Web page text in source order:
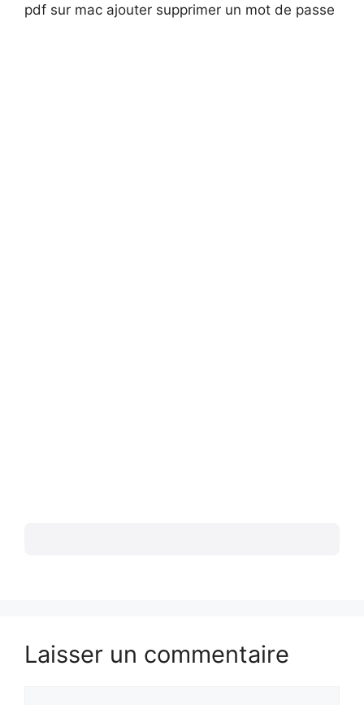
pdf sur mac ajouter supprimer un mot de passe
Laisser un commentaire